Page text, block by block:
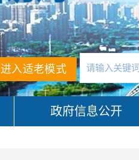
进入适老模式
政府信息公开